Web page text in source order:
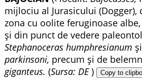
mijlociu al Jurasicului (Dogger),
zona cu oolite feruginoase
și din punct de vedere
Stephanoceras humphresianum și
parkinsoni, precum și de
giganteus. (Sursa: DE) Copy to